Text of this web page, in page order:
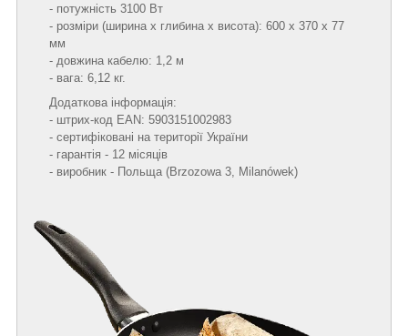
- потужність 3100 Вт
- розміри (ширина х глибина х висота): 600 х 370 х 77
мм
- довжина кабелю: 1,2 м
- вага: 6,12 кг.
Додаткова інформація:
- штрих-код EAN: 5903151002983
- сертифіковані на території України
- гарантія - 12 місяців
- виробник - Польща (Brzozowa 3, Milanówek)